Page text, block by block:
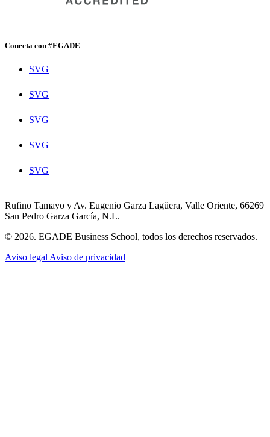
Conecta con #EGADE
SVG
SVG
SVG
SVG
SVG
Rufino Tamayo y Av. Eugenio Garza Lagüera, Valle Oriente, 66269
San Pedro Garza García, N.L.
© 2026. EGADE Business School, todos los derechos reservados.
Aviso legal Aviso de privacidad